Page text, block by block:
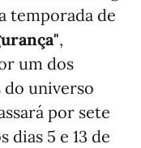
temporada de
,
um dos
do universo
por sete
dias 5 e 13 de